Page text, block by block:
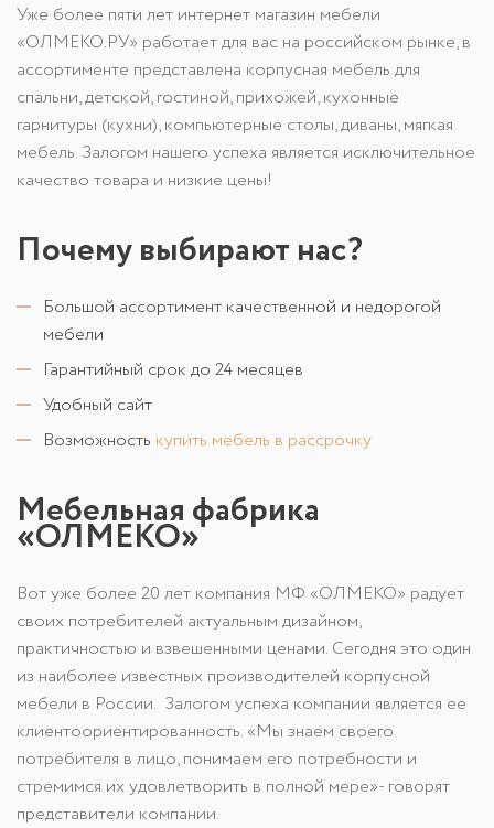
Уже более пяти лет интернет магазин мебели
«ОЛМЕКО.РУ» работает для вас на российском рынке, в
ассортименте представлена корпусная мебель для
спальни, детской, гостиной, прихожей, кухонные
гарнитуры (кухни), компьютерные столы, диваны, мягкая
мебель. Залогом нашего успеха является исключительное
качество товара и низкие цены!
Почему выбирают нас?
Большой ассортимент качественной и недорогой
мебели
Гарантийный срок до 24 месяцев
Удобный сайт
Возможность купить мебель в рассрочку
Мебельная фабрика
«ОЛМЕКО»
Вот уже более 20 лет компания МФ «ОЛМЕКО» радует
своих потребителей актуальным дизайном,
практичностью и взвешенными ценами. Сегодня это один
из наиболее известных производителей корпусной
мебели в России. Залогом успеха компании является ее
клиентоориентированность. «Мы знаем своего
потребителя в лицо, понимаем его потребности и
стремимся их удовлетворить в полной мере»- говорят
представители компании.